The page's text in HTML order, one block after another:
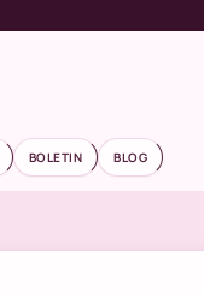
BOLETIN BLOG